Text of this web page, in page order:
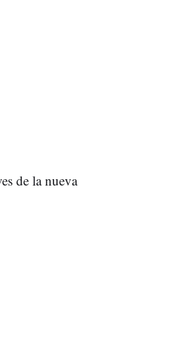
de la nueva